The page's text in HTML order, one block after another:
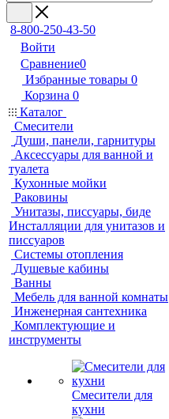
8-800-250-43-50
Войти
Сравнение0
Избранные товары 0
Корзина 0
Каталог
Смесители
Души, панели, гарнитуры
Аксессуары для ванной и
туалета
Кухонные мойки
Раковины
Унитазы, писсуары, биде
Инсталляции для унитазов и
писсуаров
Системы отопления
Душевые кабины
Ванны
Мебель для ванной комнаты
Инженерная сантехника
Комплектующие и
инструменты
Смесители для
кухни